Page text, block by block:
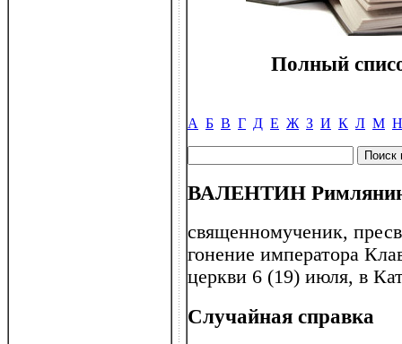
Полный
А Б В Г Д Е Ж З И К Л М Н
ВАЛЕНТИН
священномученик,
гонение императора
церкви 6 (19) июля, в
Случайная справка